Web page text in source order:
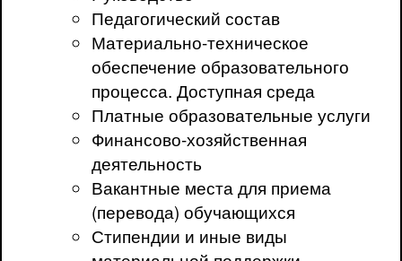
Педагогический состав
Материально-техническое
обеспечение образовательного
процесса. Доступная среда
Платные образовательные услуги
Финансово-хозяйственная
деятельность
Вакантные места для приема
(перевода) обучающихся
Стипендии и иные виды